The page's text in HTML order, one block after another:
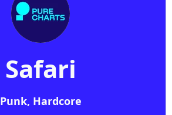
Safari
Punk, Hardcore